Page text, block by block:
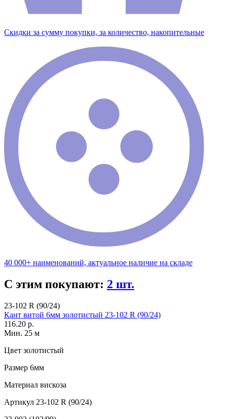
Скидки за сумму покупки, за количество, накопительные
40 000+ наименований, актуальное наличие на складе
С этим покупают: 2 шт.
23-102 R (90/24)
Кант витой 6мм золотистый 23-102 R (90/24)
116.20 р.
Мин. 25 м
Цвет золотистый
Размер 6мм
Материал вискоза
Артикул 23-102 R (90/24)